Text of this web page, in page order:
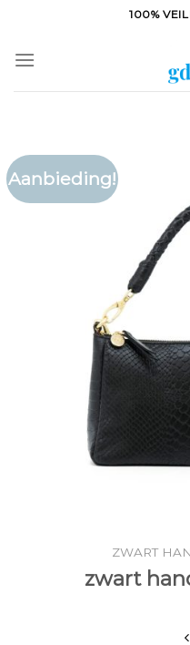
inhoud
100%
Aanbieding!
ZWART
zwart